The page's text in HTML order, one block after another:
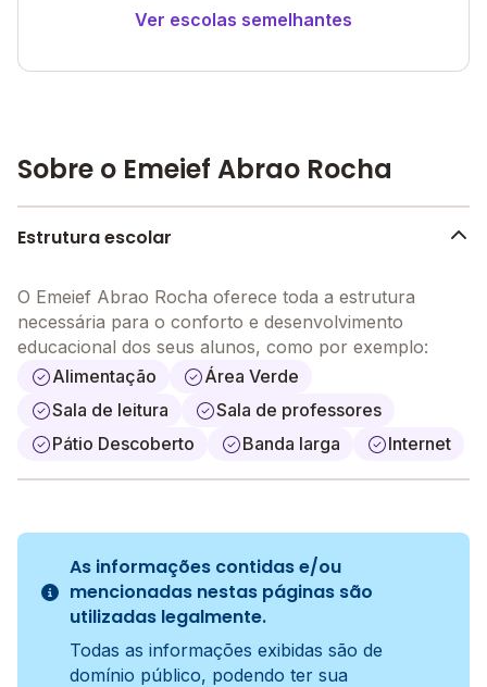
Ver escolas semelhantes
Sobre o Emeief Abrao Rocha
Estrutura escolar
O Emeief Abrao Rocha oferece toda a estrutura
necessária para o conforto e desenvolvimento
educacional dos seus alunos, como por exemplo:
Alimentação
Área Verde
Sala de leitura
Sala de professores
Pátio Descoberto
Banda larga Internet
As informações contidas e/ou
mencionadas nestas páginas são
utilizadas legalmente.
Todas as informações exibidas são de
domínio público, podendo ter sua